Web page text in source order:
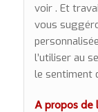
voir . Et
vous
l’utiliser au
le sentiment
A propos de